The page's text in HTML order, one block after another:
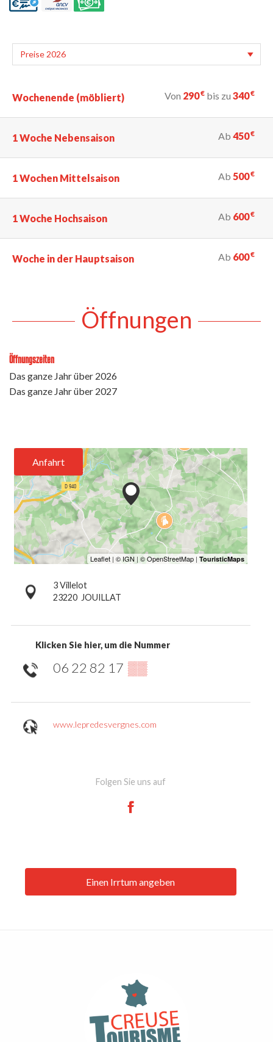
Wochenende (möbliert) Von 290€ bis zu 340€
1 Woche Nebensaison Ab 450€
1 Wochen Mittelsaison Ab 500€
1 Woche Hochsaison Ab 600€
Woche in der Hauptsaison Ab 600€
Öffnungen
Öffnungszeiten
Das ganze Jahr über 2026
Das ganze Jahr über 2027
Anfahrt
3 Villelot
23220 JOUILLAT
Klicken Sie hier, um die Nummer
06 22 82 17 ▒▒
www.lepredesvergnes.com
Folgen Sie uns auf
Einen Irrtum angeben